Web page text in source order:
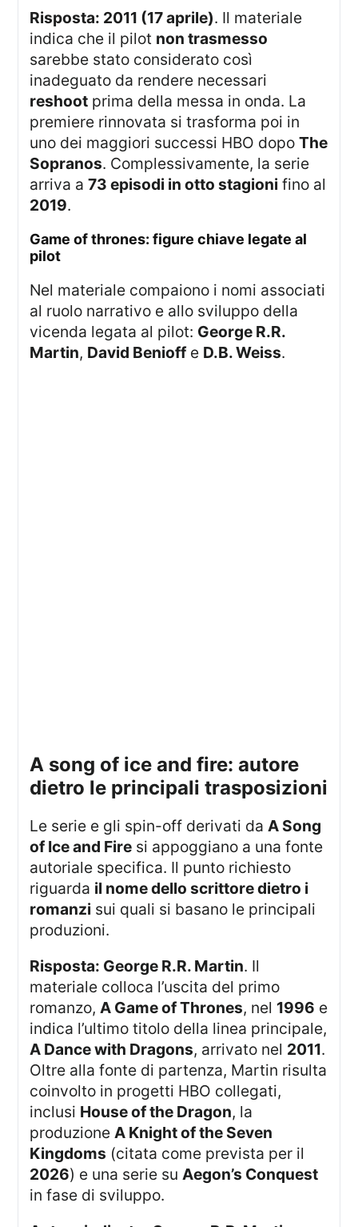
Risposta: 2011 (17 aprile). Il materiale
indica che il pilot non trasmesso
sarebbe stato considerato così
inadeguato da rendere necessari
reshoot prima della messa in onda. La
premiere rinnovata si trasforma poi in
uno dei maggiori successi HBO dopoThe
Sopranos. Complessivamente, la serie
arriva a73 episodi in otto stagioni fino al
2019.
game of thrones: figure chiave legate al
pilot
Nel materiale compaiono i nomi associati
al ruolo narrativo e allo sviluppo della
vicenda legata al pilot: George R.R.
Martin, David Benioff e D.B. Weiss.
a song of ice and fire: autore
dietro le principali trasposizioni
Le serie e gli spin-off derivati daA Song
of Ice and Fire si appoggiano a una fonte
autoriale specifica. Il punto richiesto
riguarda il nome dello scrittore dietro i
romanzi sui quali si basano le principali
produzioni.
Risposta: George R.R. Martin. Il
materiale colloca l’uscita del primo
romanzo,A Game of Thrones, nel 1996 e
indica l’ultimo titolo della linea principale,
A Dance with Dragons, arrivato nel 2011.
Oltre alla fonte di partenza, Martin risulta
coinvolto in progetti HBO collegati,
inclusi House of the Dragon, la
produzioneA Knight of the Seven
Kingdoms (citata come prevista per il
2026) e una serie suAegon’s Conquest
in fase di sviluppo.